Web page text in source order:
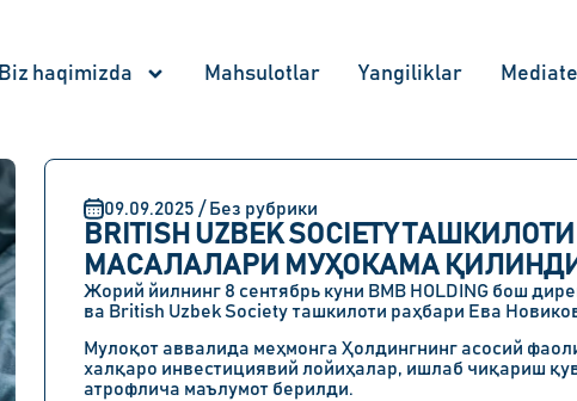
Biz haqimizda Mahsulotlar Yangiliklar
09.09.2025 / Без рубрики
BRITISH UZBEK SOCIETY
МАСАЛАЛАРИ МУҲОКАМА
Жорий йилнинг 8 сентябрь куни BMB HOLDING бош
ва British Uzbek Society ташкилоти раҳбари Ева
Мулоқот аввалида меҳмонга Ҳолдингнинг асосий
халқаро инвестициявий лойиҳалар, ишлаб чиқариш
атрофлича маълумот берилди.